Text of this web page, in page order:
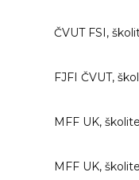
ČVUT FSI,
FJFI ČVUT,
MFF UK,
MFF UK,